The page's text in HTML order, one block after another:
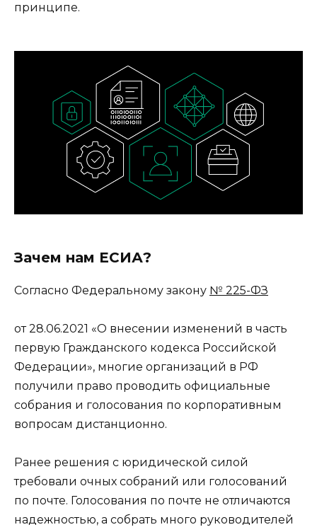
принципе.
Зачем нам ЕСИА?
Согласно Федеральному закону № 225-ФЗ
от 28.06.2021 «О внесении изменений в часть
первую Гражданского кодекса Российской
Федерации», многие организаций в РФ
получили право проводить официальные
собрания и голосования по корпоративным
вопросам дистанционно.
Ранее решения с юридической силой
требовали очных собраний или голосований
по почте. Голосования по почте не отличаются
надежностью, а собрать много руководителей